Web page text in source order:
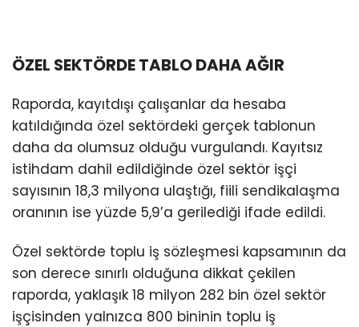
ÖZEL SEKTÖRDE TABLO DAHA AĞIR
Raporda, kayıtdışı çalışanlar da hesaba
katıldığında özel sektördeki gerçek tablonun
daha da olumsuz olduğu vurgulandı. Kayıtsız
istihdam dahil edildiğinde özel sektör işçi
sayısının 18,3 milyona ulaştığı, fiili sendikalaşma
oranının ise yüzde 5,9’a gerilediği ifade edildi.
Özel sektörde toplu iş sözleşmesi kapsamının da
son derece sınırlı olduğuna dikkat çekilen
raporda, yaklaşık 18 milyon 282 bin özel sektör
işçisinden yalnızca 800 bininin toplu iş